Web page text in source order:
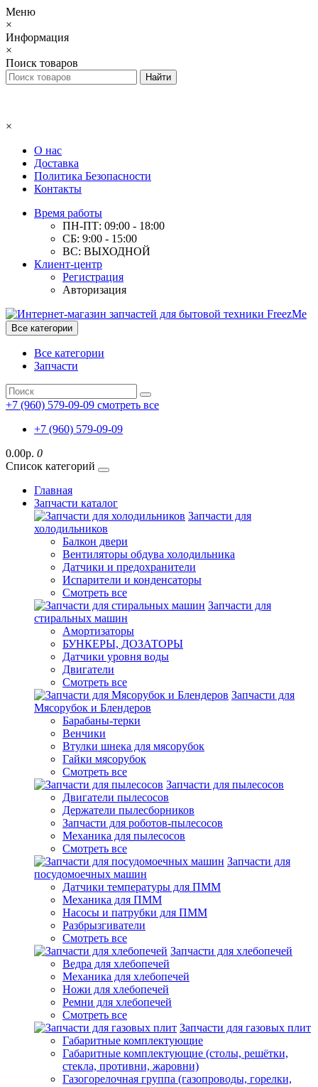
Меню
×
Информация
×
Поиск товаров
×
О нас
Доставка
Политика Безопасности
Контакты
Время работы
ПН-ПТ: 09:00 - 18:00
СБ: 9:00 - 15:00
ВС: ВЫХОДНОЙ
Клиент-центр
Регистрация
Авторизация
Все категории
Все категории
Запчасти
+7 (960) 579-09-09 смотреть все
+7 (960) 579-09-09
0.00р. 0
Список категорий
Главная
Запчасти каталог
Запчасти для
холодильников
Балкон двери
Вентиляторы обдува холодильника
Датчики и предохранители
Испарители и конденсаторы
Смотреть все
Запчасти для
стиральных машин
Амортизаторы
БУНКЕРЫ, ДОЗАТОРЫ
Датчики уровня воды
Двигатели
Смотреть все
Запчасти для
Мясорубок и Блендеров
Барабаны-терки
Венчики
Втулки шнека для мясорубок
Гайки мясорубок
Смотреть все
Запчасти для пылесосов
Двигатели пылесосов
Держатели пылесборников
Запчасти для роботов-пылесосов
Механика для пылесосов
Смотреть все
Запчасти для
посудомоечных машин
Датчики температуры для ПММ
Механика для ПММ
Насосы и патрубки для ПММ
Разбрызгиватели
Смотреть все
Запчасти для хлебопечей
Ведра для хлебопечей
Механика для хлебопечей
Ножи для хлебопечей
Ремни для хлебопечей
Смотреть все
Запчасти для газовых плит
Габаритные комплектующие
Габаритные комплектующие (столы, решётки,
стекла, противни, жаровни)
Газогорелочная группа (газопроводы, горелки,